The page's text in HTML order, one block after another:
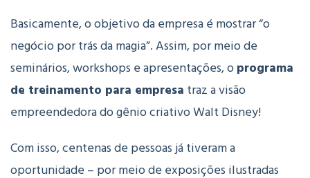
Basicamente, o objetivo da empresa é mostrar “o
negócio por trás da magia”.Assim, por meio de
seminários, workshops e apresentações, oprograma
de treinamento para empresa traz a visão
empreendedora do gênio criativo Walt Disney!
Com isso, centenas de pessoas já tiveram a
oportunidade – por meio de exposições ilustradas